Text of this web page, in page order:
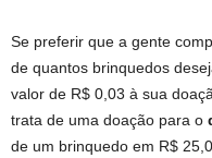
Se preferir que a gente
de quantos brinquedos
valor de R$ 0,03 à sua
trata de uma doação para o
de um brinquedo em R$